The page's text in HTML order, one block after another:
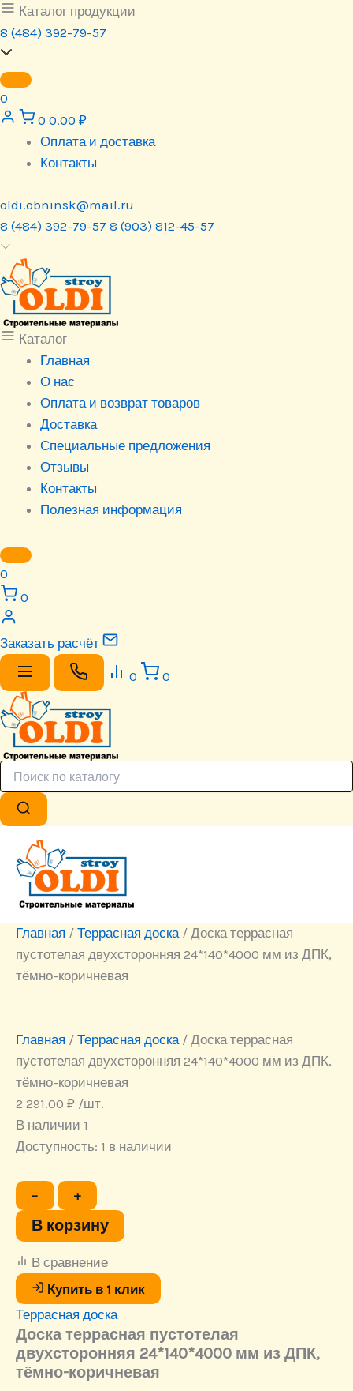
Перейти
к
содержимому
Каталог продукции
8 (484) 392-79-57
0
0 0.00 ₽
Оплата и доставка
Контакты
oldi.obninsk@mail.ru
8 (484) 392-79-57 8 (903) 812-45-57
Каталог
Главная
О нас
Оплата и возврат товаров
Доставка
Специальные предложения
Отзывы
Контакты
Полезная информация
0
0
Заказать расчёт
0 0
Главная / Террасная доска/ Доска террасная
пустотелая двухсторонняя 24*140*4000 мм из ДПК,
тёмно-коричневая
Главная / Террасная доска/ Доска террасная
пустотелая двухсторонняя 24*140*4000 мм из ДПК,
тёмно-коричневая
2 291.00 ₽ /шт.
В наличии 1
Доступность: 1 в наличии
−
Количество
товара
Доска
террасная
двухсторонняя
24*140*4000
мм
из
ДПК,
тёмно-
коричневая
+
В корзину
В сравнение
Купить в 1 клик
Террасная доска
Доска террасная пустотелая
двухсторонняя 24*140*4000 мм из ДПК,
тёмно-коричневая